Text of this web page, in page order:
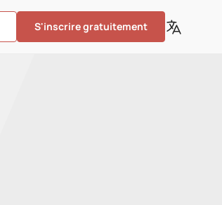
S'inscrire gratuitement